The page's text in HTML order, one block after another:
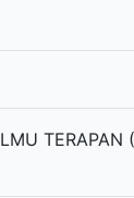
TERAPAN